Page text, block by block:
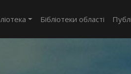
Бібліотеки області